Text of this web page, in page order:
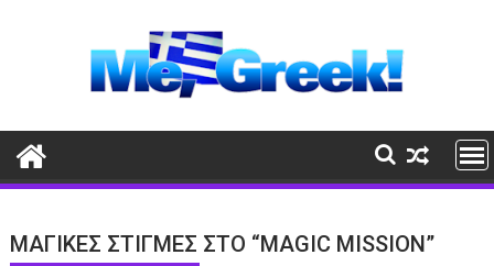
ΜΑΓΙΚΕΣ ΣΤΙΓΜΕΣ ΣΤΟ “MAGIC MISSION”